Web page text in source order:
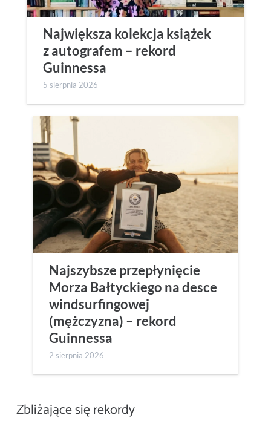
Największa kolekcja książek
z autografem – rekord
Guinnessa
5 sierpnia 2026
Najszybsze przepłynięcie
Morza Bałtyckiego na desce
windsurfingowej
(mężczyzna) – rekord
Guinnessa
2 sierpnia 2026
Zbliżające się rekordy